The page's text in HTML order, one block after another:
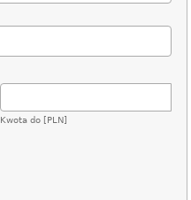
Kwota do [PLN]